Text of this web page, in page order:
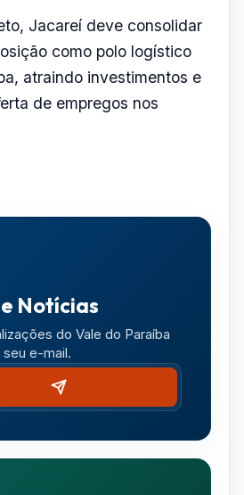
Notícias
do Vale do Paraíba
e-mail.
WhatsApp
e plantões da sua
celular.
CANAL OFICIAL